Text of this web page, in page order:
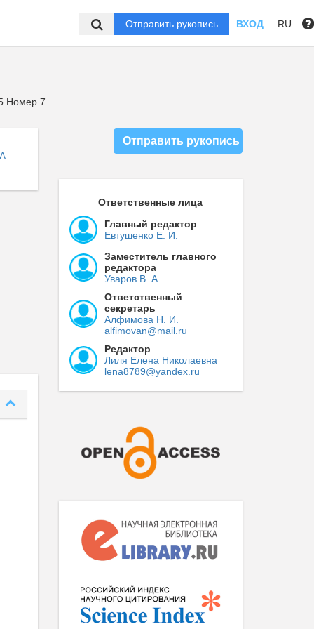
Отправить рукопись ВХОД RU
Номер 7
Отправить рукопись
Ответственные лица
Главный редактор
Евтушенко Е. И.
Заместитель главного
редактора
Уваров В. А.
Ответственный
секретарь
Алфимова Н. И.
alfimovan@mail.ru
Редактор
Лиля Елена Николаевна
lena8789@yandex.ru